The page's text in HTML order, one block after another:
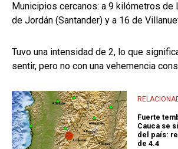
Municipios cercanos: a 9 kilómetros de
de Jordán (Santander) y a 16 de
Tuvo una intensidad de 2, lo que
sentir, pero no con una vehemencia
Fuerte
Cauca se
del país:
de 4.4